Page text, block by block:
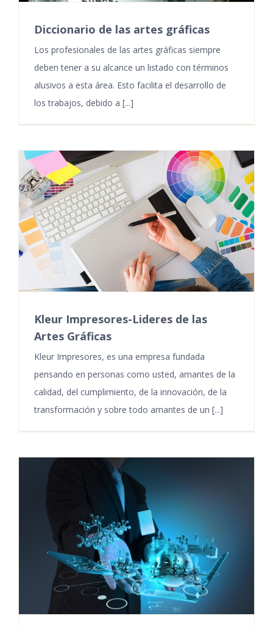
Diccionario de las artes gráficas
Los profesionales de las artes gráficas siempre
deben tener a su alcance un listado con términos
alusivos a esta área. Esto facilita el desarrollo de
los trabajos, debido a [...]
Kleur Impresores-Lideres de las
Artes Gráficas
Kleur Impresores, es una empresa fundada
pensando en personas como usted, amantes de la
calidad, del cumplimiento, de la innovación, de la
transformación y sobre todo amantes de un [...]